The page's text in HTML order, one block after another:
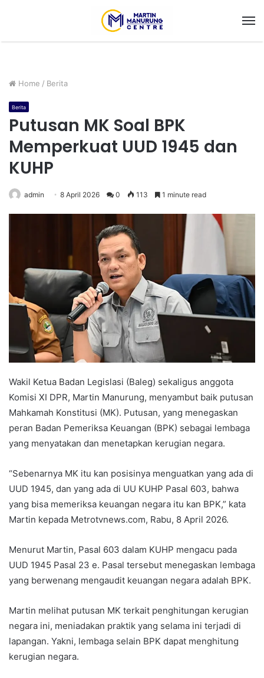
Home / Berita
Berita
Putusan MK Soal BPK
Memperkuat UUD 1945 dan
KUHP
admin 8 April 2026 0 113 1 minute read
Wakil Ketua Badan Legislasi (Baleg) sekaligus anggota
Komisi XI DPR, Martin Manurung, menyambut baik putusan
Mahkamah Konstitusi (MK). Putusan, yang menegaskan
peran Badan Pemeriksa Keuangan (BPK) sebagai lembaga
yang menyatakan dan menetapkan kerugian negara.
“Sebenarnya MK itu kan posisinya menguatkan yang ada di
UUD 1945, dan yang ada di UU KUHP Pasal 603, bahwa
yang bisa memeriksa keuangan negara itu kan BPK,” kata
Martin kepada Metrotvnews.com, Rabu, 8 April 2026.
Menurut Martin, Pasal 603 dalam KUHP mengacu pada
UUD 1945 Pasal 23 e. Pasal tersebut menegaskan lembaga
yang berwenang mengaudit keuangan negara adalah BPK.
Martin melihat putusan MK terkait penghitungan kerugian
negara ini, meniadakan praktik yang selama ini terjadi di
lapangan. Yakni, lembaga selain BPK dapat menghitung
kerugian negara.